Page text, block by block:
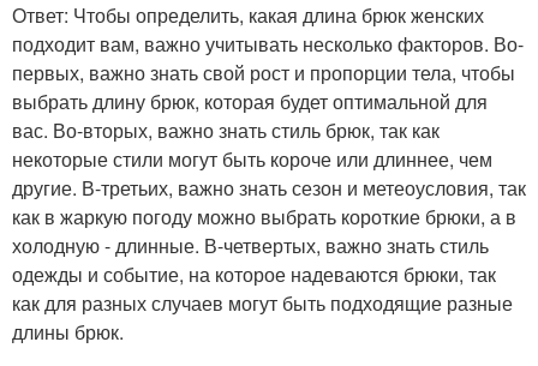
Ответ: Чтобы определить, какая длина брюк женских
подходит вам, важно учитывать несколько факторов. Во-
первых, важно знать свой рост и пропорции тела, чтобы
выбрать длину брюк, которая будет оптимальной для
вас. Во-вторых, важно знать стиль брюк, так как
некоторые стили могут быть короче или длиннее, чем
другие. В-третьих, важно знать сезон и метеоусловия, так
как в жаркую погоду можно выбрать короткие брюки, а в
холодную - длинные. В-четвертых, важно знать стиль
одежды и событие, на которое надеваются брюки, так
как для разных случаев могут быть подходящие разные
длины брюк.